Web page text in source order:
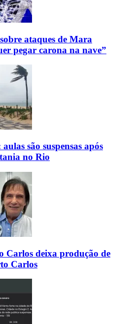
ataques de Mara
pegar carona na nave”
são suspensas após
no Rio
Carlos deixa produção de
Carlos